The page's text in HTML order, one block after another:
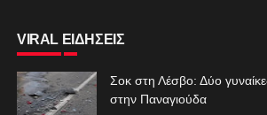
VIRAL ΕΙΔΗΣΕΙΣ
Σοκ στη Λέσβο: Δύο
στην Παναγιούδα